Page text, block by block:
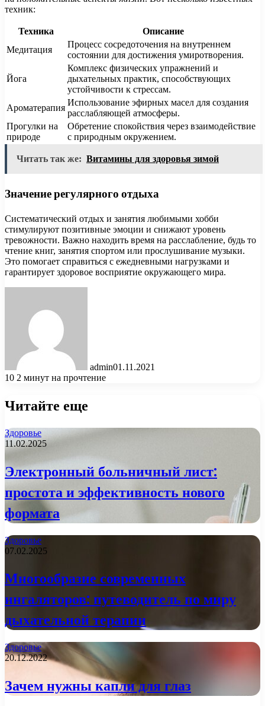
техник:
Техника
Описание
Медитация
Процесс сосредоточения на внутреннем
состоянии для достижения умиротворения.
Йога
Комплекс физических упражнений и
дыхательных практик, способствующих
устойчивости к стрессам.
Ароматерапия
Использование эфирных масел для создания
расслабляющей атмосферы.
Прогулки на
природе
Обретение спокойствия через взаимодействие
с природным окружением.
Читать так же: Витамины для здоровья зимой
Значение регулярного отдыха
Систематический отдых и занятия любимыми хобби
стимулируют позитивные эмоции и снижают уровень
тревожности. Важно находить время на расслабление, будь то
чтение книг, занятия спортом или прослушивание музыки.
Это помогает справиться с ежедневными нагрузками и
гарантирует здоровое восприятие окружающего мира.
admin01.11.2021
10 2 минут на прочтение
Читайте еще
Здоровье
11.02.2025
Электронный больничный лист:
простота и эффективность нового
формата
Здоровье
07.02.2025
Многообразие современных
ингаляторов: путеводитель по миру
дыхательной терапии
Здоровье
20.12.2022
Зачем нужны капли для глаз